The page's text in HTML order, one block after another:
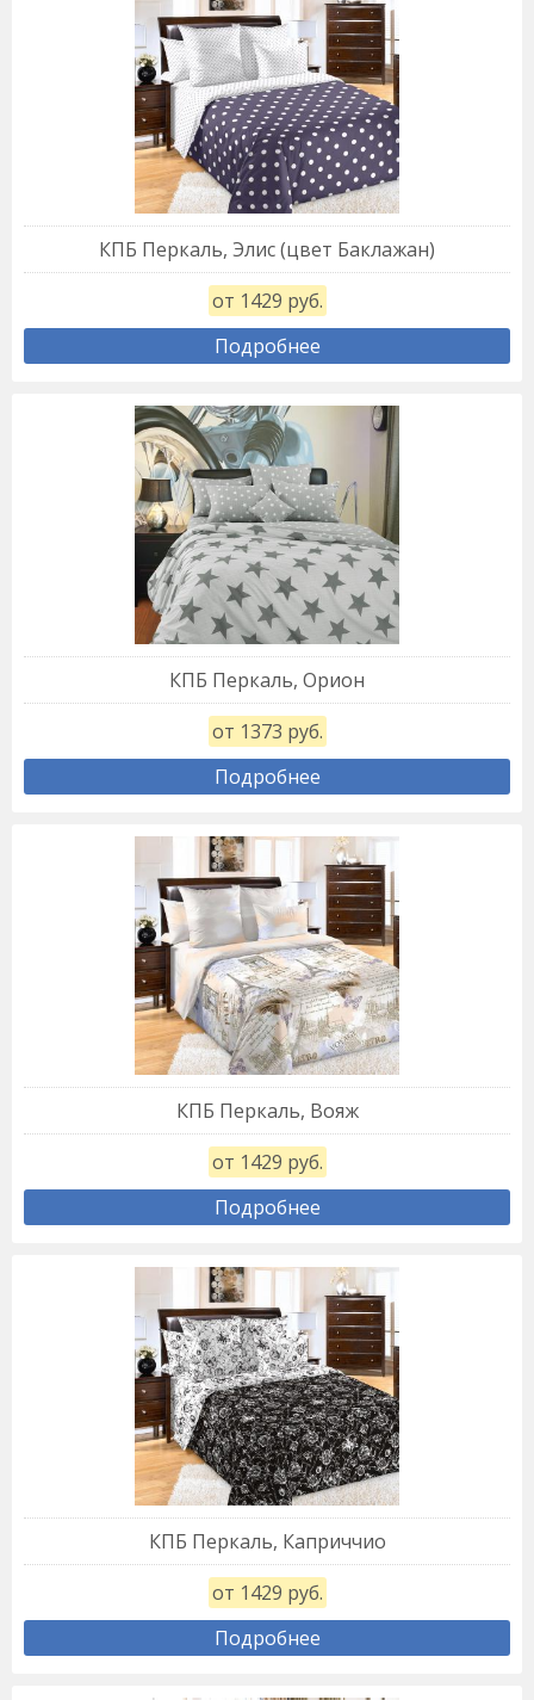
КПБ Перкаль, Элис (цвет Баклажан)
от 1429 руб.
Подробнее
КПБ Перкаль, Орион
от 1373 руб.
Подробнее
КПБ Перкаль, Вояж
от 1429 руб.
Подробнее
КПБ Перкаль, Каприччио
от 1429 руб.
Подробнее